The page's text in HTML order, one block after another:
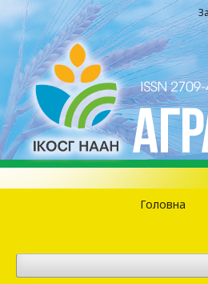
Головна